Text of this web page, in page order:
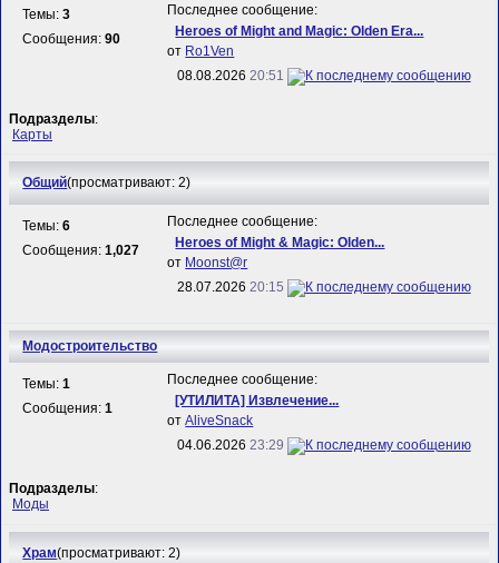
Темы:3
Сообщения:90
Последнее сообщение:
Heroes of Might and Magic: Olden Era...
от Ro1Ven
08.08.2026 20:51
Подразделы:
Карты
Общий(просматривают: 2)
Темы:6
Сообщения:1,027
Последнее сообщение:
Heroes of Might & Magic: Olden...
от Mооnst@r
28.07.2026 20:15
Модостроительство
Темы:1
Сообщения:1
Последнее сообщение:
[УТИЛИТА] Извлечение...
отAliveSnack
04.06.2026 23:29
Подразделы:
Моды
Храм(просматривают: 2)